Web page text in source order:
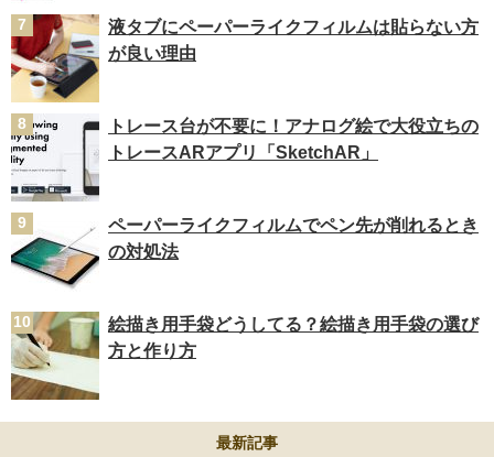
液タブにペーパーライクフィルムは貼らない方
が良い理由
トレース台が不要に！アナログ絵で大役立ちの
トレースARアプリ「SketchAR」
ペーパーライクフィルムでペン先が削れるとき
の対処法
絵描き用手袋どうしてる？絵描き用手袋の選び
方と作り方
最新記事